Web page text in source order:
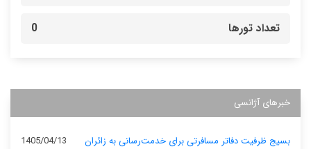
تعداد تورها 0
خبرهای آژانسی
بسیج ظرفیت دفاتر مسافرتی برای خدمت‌رسانی به زائران 1405/04/13